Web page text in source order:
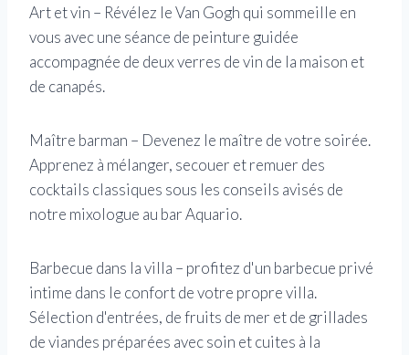
Art et vin – Révélez le Van Gogh qui sommeille en
vous avec une séance de peinture guidée
accompagnée de deux verres de vin de la maison et
de canapés.
Maître barman – Devenez le maître de votre soirée.
Apprenez à mélanger, secouer et remuer des
cocktails classiques sous les conseils avisés de
notre mixologue au bar Aquario.
Barbecue dans la villa – profitez d'un barbecue privé
intime dans le confort de votre propre villa.
Sélection d'entrées, de fruits de mer et de grillades
de viandes préparées avec soin et cuites à la